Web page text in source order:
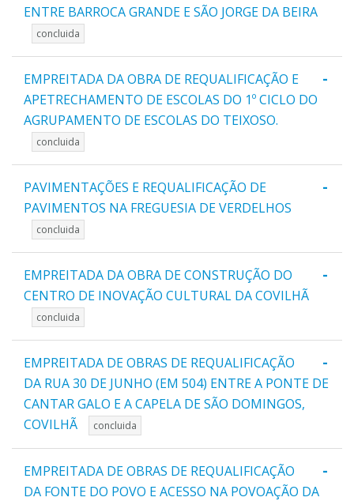
ENTRE BARROCA GRANDE E SÃO JORGE DA BEIRA
concluida
-
EMPREITADA DA OBRA DE REQUALIFICAÇÃO E
APETRECHAMENTO DE ESCOLAS DO 1º CICLO DO
AGRUPAMENTO DE ESCOLAS DO TEIXOSO.
concluida
-
PAVIMENTAÇÕES E REQUALIFICAÇÃO DE
PAVIMENTOS NA FREGUESIA DE VERDELHOS
concluida
-
EMPREITADA DA OBRA DE CONSTRUÇÃO DO
CENTRO DE INOVAÇÃO CULTURAL DA COVILHÃ
concluida
-
EMPREITADA DE OBRAS DE REQUALIFICAÇÃO
DA RUA 30 DE JUNHO (EM 504) ENTRE A PONTE DE
CANTAR GALO E A CAPELA DE SÃO DOMINGOS,
COVILHÃ
concluida
-
EMPREITADA DE OBRAS DE REQUALIFICAÇÃO
DA FONTE DO POVO E ACESSO NA POVOAÇÃO DA